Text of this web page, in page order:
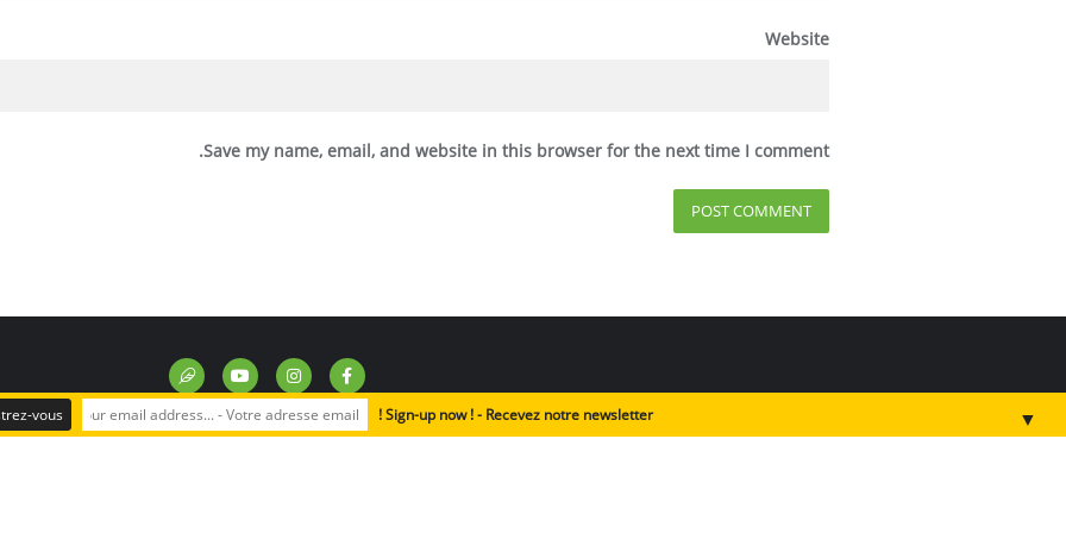
Website
Save my name, email, and website in this browser for the next time I comment.
الحيوانات في لبنان المساكن الحيوية مواضيع حيوية رحلة مع النباتات مواد متقدمة
▼
Sign-up now ! - Recevez notre newsletter !